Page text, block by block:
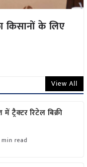
किसानों के लिए
View All
ट्रैक्टर रिटेल बिक्री
min read